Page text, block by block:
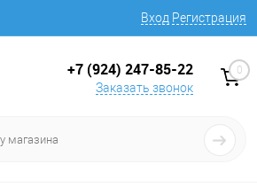
Вход Регистрация
+7 (924) 247-85-22
Заказать звонок
0